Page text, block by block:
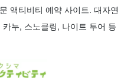
액티비티 예약 사이트. 대자연
누, 스노클링, 나이트 투어 등